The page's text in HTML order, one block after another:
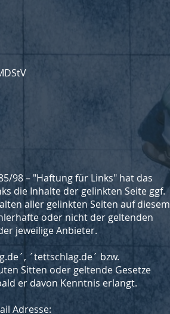
98 – "Haftung für Links" hat das
die Inhalte der gelinkten Seite ggf.
aller gelinkten Seiten auf diesem
oder nicht der geltenden
jeweilige Anbieter.
´tettschlag.de´ bzw.
Sitten oder geltende Gesetze
er davon Kenntnis erlangt.
Adresse: